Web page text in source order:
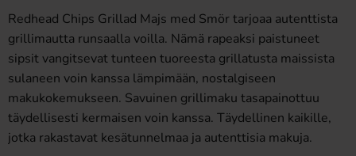
Redhead Chips Grillad Majs med Smör tarjoaa autenttista
grillimautta runsaalla voilla. Nämä rapeaksi paistuneet
sipsit vangitsevat tunteen tuoreesta grillatusta maissista
sulaneen voin kanssa lämpimään, nostalgiseen
makukokemukseen. Savuinen grillimaku tasapainottuu
täydellisesti kermaisen voin kanssa. Täydellinen kaikille,
jotka rakastavat kesätunnelmaa ja autenttisia makuja.